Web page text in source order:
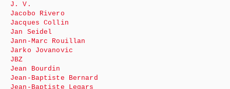
J. V.
Jacobo Rivero
Jacques Collin
Jan Seidel
Jann-Marc Rouillan
Jarko Jovanovic
JBZ
Jean Bourdin
Jean-Baptiste Bernard
Jean-Baptiste Legars